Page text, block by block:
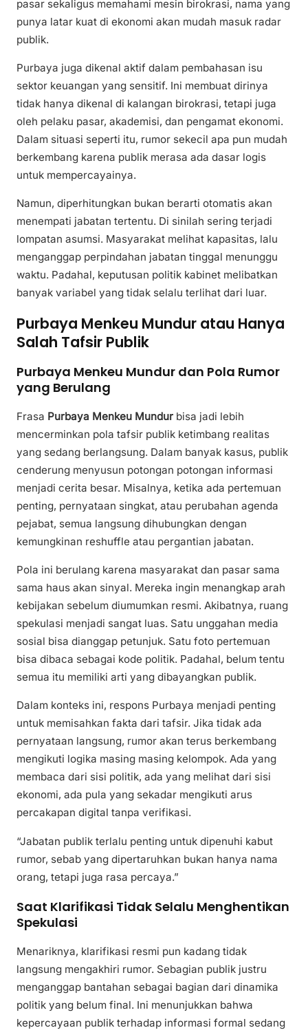
pasar sekaligus memahami mesin birokrasi, nama yang
punya latar kuat di ekonomi akan mudah masuk radar
publik.
Purbaya juga dikenal aktif dalam pembahasan isu
sektor keuangan yang sensitif. Ini membuat dirinya
tidak hanya dikenal di kalangan birokrasi, tetapi juga
oleh pelaku pasar, akademisi, dan pengamat ekonomi.
Dalam situasi seperti itu, rumor sekecil apa pun mudah
berkembang karena publik merasa ada dasar logis
untuk mempercayainya.
Namun, diperhitungkan bukan berarti otomatis akan
menempati jabatan tertentu. Di sinilah sering terjadi
lompatan asumsi. Masyarakat melihat kapasitas, lalu
menganggap perpindahan jabatan tinggal menunggu
waktu. Padahal, keputusan politik kabinet melibatkan
banyak variabel yang tidak selalu terlihat dari luar.
Purbaya Menkeu Mundur atau Hanya
Salah Tafsir Publik
Purbaya Menkeu Mundur dan Pola Rumor
yang Berulang
Frasa Purbaya Menkeu Mundur bisa jadi lebih
mencerminkan pola tafsir publik ketimbang realitas
yang sedang berlangsung. Dalam banyak kasus, publik
cenderung menyusun potongan potongan informasi
menjadi cerita besar. Misalnya, ketika ada pertemuan
penting, pernyataan singkat, atau perubahan agenda
pejabat, semua langsung dihubungkan dengan
kemungkinan reshuffle atau pergantian jabatan.
Pola ini berulang karena masyarakat dan pasar sama
sama haus akan sinyal. Mereka ingin menangkap arah
kebijakan sebelum diumumkan resmi. Akibatnya, ruang
spekulasi menjadi sangat luas. Satu unggahan media
sosial bisa dianggap petunjuk. Satu foto pertemuan
bisa dibaca sebagai kode politik. Padahal, belum tentu
semua itu memiliki arti yang dibayangkan publik.
Dalam konteks ini, respons Purbaya menjadi penting
untuk memisahkan fakta dari tafsir. Jika tidak ada
pernyataan langsung, rumor akan terus berkembang
mengikuti logika masing masing kelompok. Ada yang
membaca dari sisi politik, ada yang melihat dari sisi
ekonomi, ada pula yang sekadar mengikuti arus
percakapan digital tanpa verifikasi.
“Jabatan publik terlalu penting untuk dipenuhi kabut
rumor, sebab yang dipertaruhkan bukan hanya nama
orang, tetapi juga rasa percaya.”
Saat Klarifikasi Tidak Selalu Menghentikan
Spekulasi
Menariknya, klarifikasi resmi pun kadang tidak
langsung mengakhiri rumor. Sebagian publik justru
menganggap bantahan sebagai bagian dari dinamika
politik yang belum final. Ini menunjukkan bahwa
kepercayaan publik terhadap informasi formal sedang